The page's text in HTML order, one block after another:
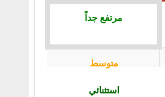
مرتفع جداً
متوسط
استثنائي